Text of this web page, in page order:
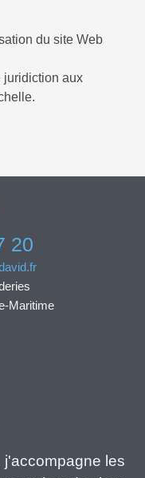
du site Web
juridiction aux
.
20
Maritime
j'accompagne les